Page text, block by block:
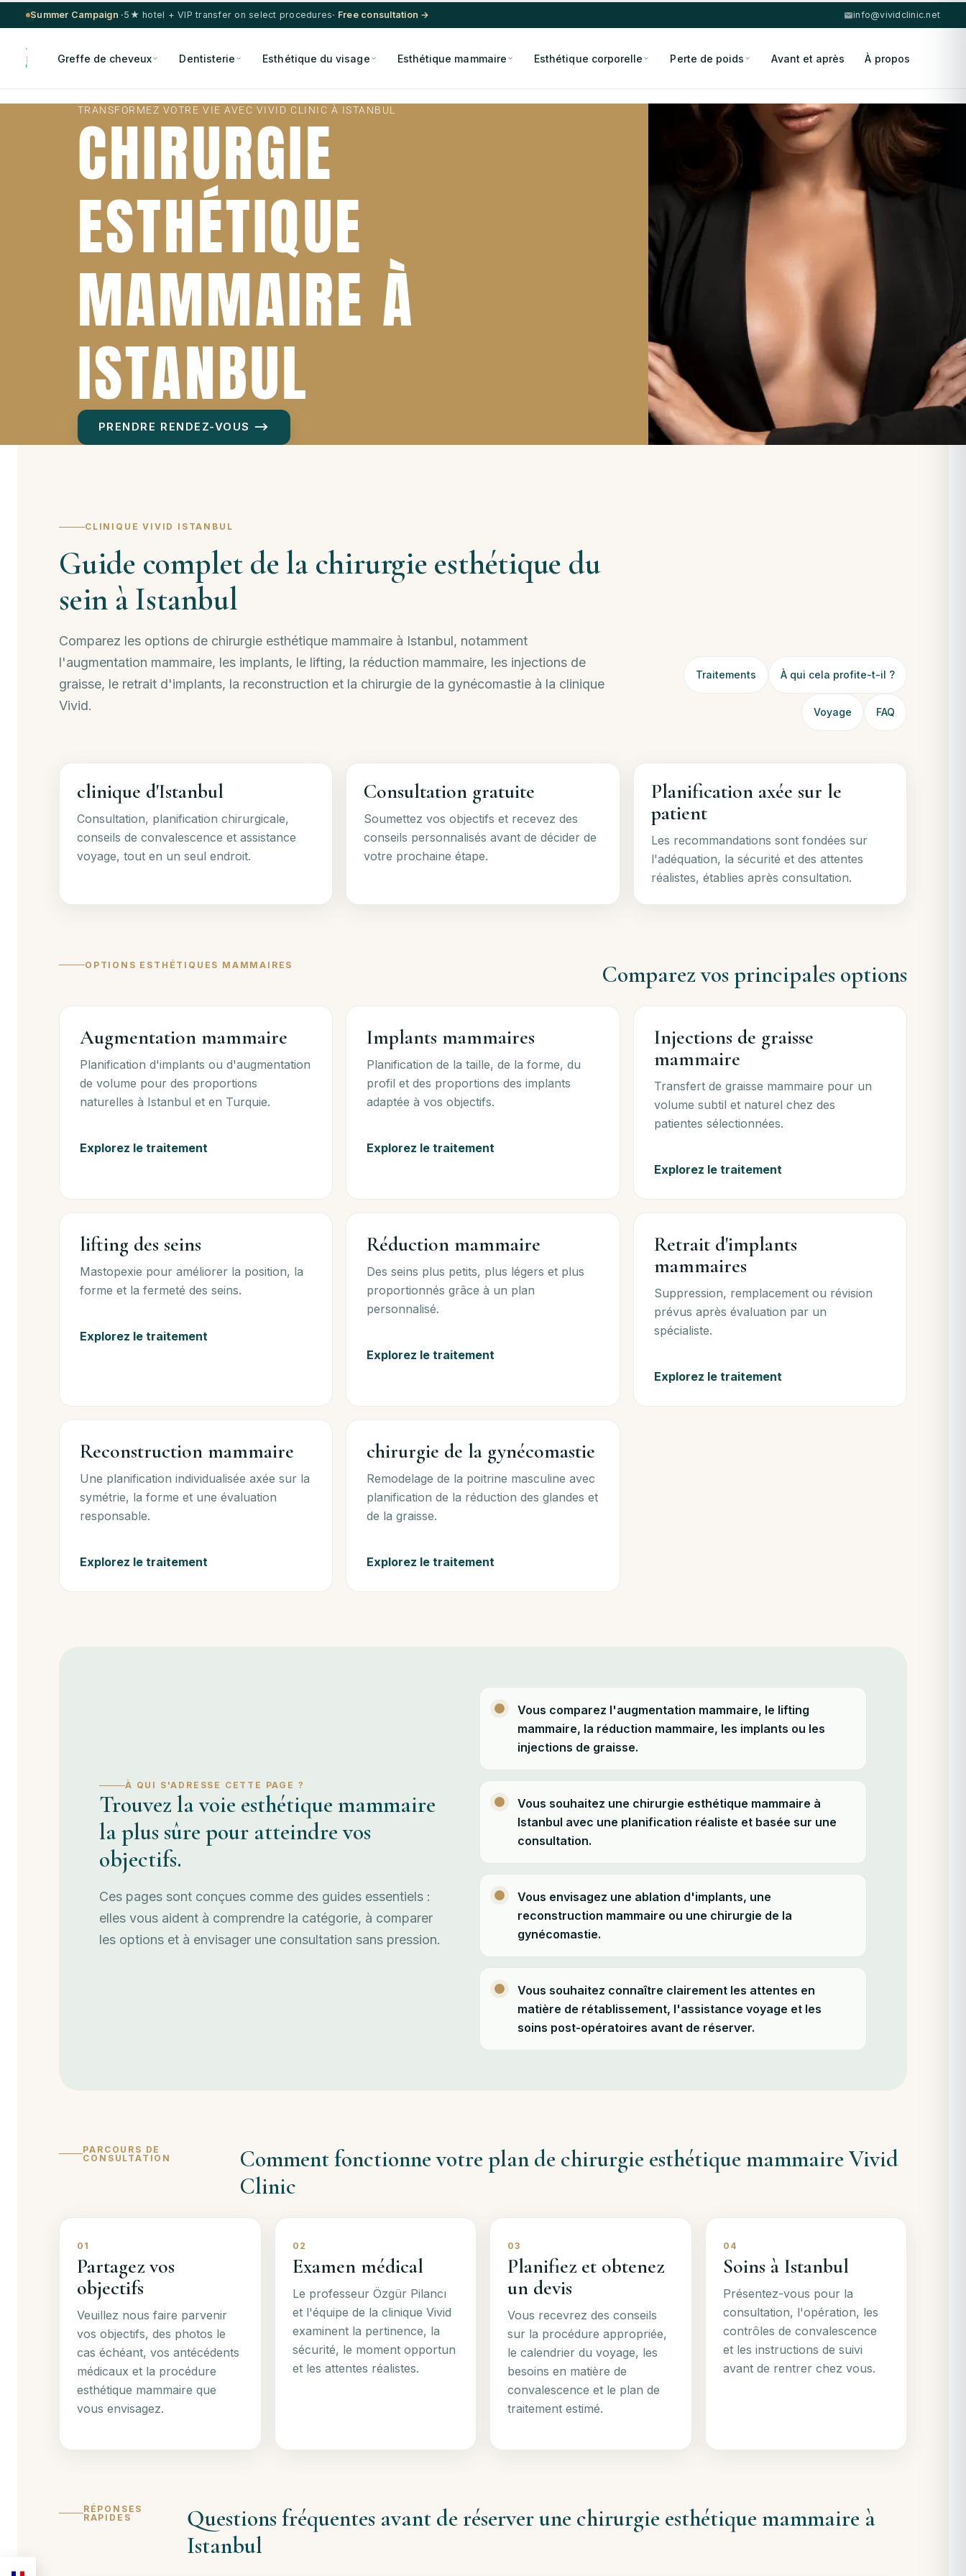
Summer Campaign ·5★ hotel + VIP transfer on select procedures· Free consultation → info@vividclinic.net
Greffe de cheveux Dentisterie Esthétique du visage Esthétique mammaire Esthétique corporelle Perte de poids Avant et après À propos
TRANSFORMEZ VOTRE VIE AVEC VIVID CLINIC À ISTANBUL
CHIRURGIE
ESTHÉTIQUE
MAMMAIRE À
ISTANBUL
PRENDRE RENDEZ-VOUS ⟶
CLINIQUE VIVID ISTANBUL
Guide complet de la chirurgie esthétique du
sein à Istanbul
Comparez les options de chirurgie esthétique mammaire à Istanbul, notamment
l'augmentation mammaire, les implants, le lifting, la réduction mammaire, les injections de
graisse, le retrait d'implants, la reconstruction et la chirurgie de la gynécomastie à la clinique
Vivid.
Traitements À qui cela profite-t-il ?
Voyage FAQ
clinique d'Istanbul
Consultation, planification chirurgicale,
conseils de convalescence et assistance
voyage, tout en un seul endroit.
Consultation gratuite
Soumettez vos objectifs et recevez des
conseils personnalisés avant de décider de
votre prochaine étape.
Planification axée sur le
patient
Les recommandations sont fondées sur
l'adéquation, la sécurité et des attentes
réalistes, établies après consultation.
OPTIONS ESTHÉTIQUES MAMMAIRES Comparez vos principales options
Augmentation mammaire
Planification d'implants ou d'augmentation
de volume pour des proportions
naturelles à Istanbul et en Turquie.
Explorez le traitement
Implants mammaires
Planification de la taille, de la forme, du
profil et des proportions des implants
adaptée à vos objectifs.
Explorez le traitement
Injections de graisse
mammaire
Transfert de graisse mammaire pour un
volume subtil et naturel chez des
patientes sélectionnées.
Explorez le traitement
lifting des seins
Mastopexie pour améliorer la position, la
forme et la fermeté des seins.
Explorez le traitement
Réduction mammaire
Des seins plus petits, plus légers et plus
proportionnés grâce à un plan
personnalisé.
Explorez le traitement
Retrait d'implants
mammaires
Suppression, remplacement ou révision
prévus après évaluation par un
spécialiste.
Explorez le traitement
Reconstruction mammaire
Une planification individualisée axée sur la
symétrie, la forme et une évaluation
responsable.
Explorez le traitement
chirurgie de la gynécomastie
Remodelage de la poitrine masculine avec
planification de la réduction des glandes et
de la graisse.
Explorez le traitement
À QUI S'ADRESSE CETTE PAGE ?
Trouvez la voie esthétique mammaire
la plus sûre pour atteindre vos
objectifs.
Ces pages sont conçues comme des guides essentiels :
elles vous aident à comprendre la catégorie, à comparer
les options et à envisager une consultation sans pression.
Vous comparez l'augmentation mammaire, le lifting
mammaire, la réduction mammaire, les implants ou les
injections de graisse.
Vous souhaitez une chirurgie esthétique mammaire à
Istanbul avec une planification réaliste et basée sur une
consultation.
Vous envisagez une ablation d'implants, une
reconstruction mammaire ou une chirurgie de la
gynécomastie.
Vous souhaitez connaître clairement les attentes en
matière de rétablissement, l'assistance voyage et les
soins post-opératoires avant de réserver.
PARCOURS DE
CONSULTATION
Comment fonctionne votre plan de chirurgie esthétique mammaire Vivid
Clinic
01
Partagez vos
objectifs
Veuillez nous faire parvenir
vos objectifs, des photos le
cas échéant, vos antécédents
médicaux et la procédure
esthétique mammaire que
vous envisagez.
02
Examen médical
Le professeur Özgür Pilancı
et l'équipe de la clinique Vivid
examinent la pertinence, la
sécurité, le moment opportun
et les attentes réalistes.
03
Planifiez et obtenez
un devis
Vous recevrez des conseils
sur la procédure appropriée,
le calendrier du voyage, les
besoins en matière de
convalescence et le plan de
traitement estimé.
04
Soins à Istanbul
Présentez-vous pour la
consultation, l'opération, les
contrôles de convalescence
et les instructions de suivi
avant de rentrer chez vous.
RÉPONSES
RAPIDES
Questions fréquentes avant de réserver une chirurgie esthétique mammaire à
Istanbul